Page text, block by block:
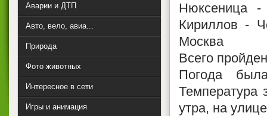
Нюксеница
Кириллов -
Москва
Всего
Погода
утра, на
Аварии и ДТП
Авто, вело, авиа...
Природа
Фото животных
Интересное в сети
Игры и анимация